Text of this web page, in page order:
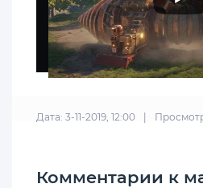
Дата: 3-11-2019, 12:00
Комментарии к